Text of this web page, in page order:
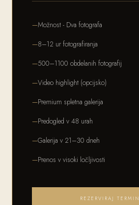
Možnost - Dva fotografa
8–12 ur fotografiranja
500–1100 obdelanih fotografij
Video highlight (opcijsko)
Premium spletna galerija
Predogled v 48 urah
Galerija v 21–30 dneh
Prenos v visoki ločljivosti
REZERVIRAJ TERMIN